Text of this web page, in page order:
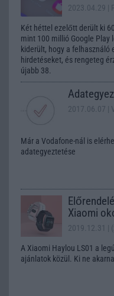
2023.04.29
Két héttel ezelőtt derült ki
mint 100 millió Google Play
kiderült, hogy a felhasználó
hirdetéseket, és rengeteg
újabb 38.
2017.06.07
Már a Vodafone-nál is
adategyeztetése
Xiaomi
2019.12.31 |
A Xiaomi Haylou LS01 a
ajánlatok közül. Ki ne